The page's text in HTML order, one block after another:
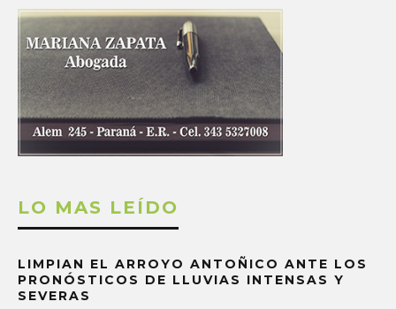
LO MAS LEÍDO
LIMPIAN EL ARROYO ANTOÑICO ANTE LOS
PRONÓSTICOS DE LLUVIAS INTENSAS Y
SEVERAS